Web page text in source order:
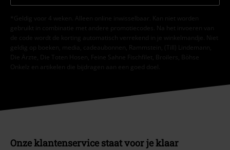
*Geldig voor 4 weken. Alleen online inwisselbaar. Kan niet worden
gebruikt in combinatie met andere promotiecodes. Na het invoeren van
de code wordt de korting automatisch verrekend in je winkelmandje. Niet
geldig op boeken, media, cadeaubonnen, Rammstein, (Till) Lindemann,
Die Ärzte, Die Toten Hosen, Feine Sahne Fischfilet, Broilers, Böhse
Onkelz en artikelen die bijdragen aan een goed doel.
Onze klantenservice staat voor je klaar